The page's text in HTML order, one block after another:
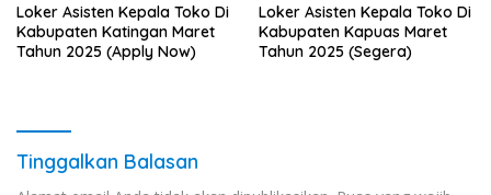
Loker Asisten Kepala Toko Di
Kabupaten Katingan Maret
Tahun 2025 (Apply Now)
Loker Asisten Kepala Toko Di
Kabupaten Kapuas Maret
Tahun 2025 (Segera)
Tinggalkan Balasan